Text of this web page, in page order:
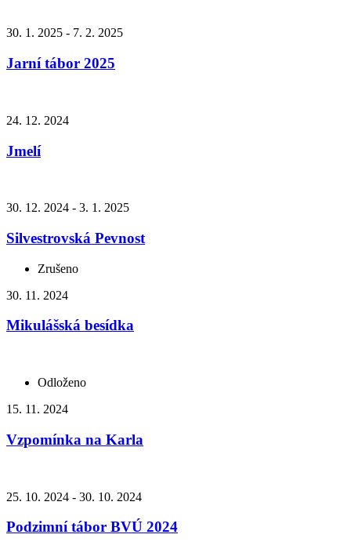
30. 1. 2025 - 7. 2. 2025
Jarní tábor 2025
24. 12. 2024
Jmelí
30. 12. 2024 - 3. 1. 2025
Silvestrovská Pevnost
Zrušeno
30. 11. 2024
Mikulášská besídka
Odloženo
15. 11. 2024
Vzpomínka na Karla
25. 10. 2024 - 30. 10. 2024
Podzimní tábor BVÚ 2024